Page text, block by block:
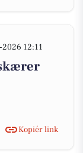
12:11
Kopiér link